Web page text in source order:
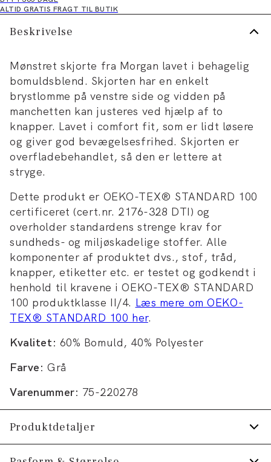
ALTID GRATIS FRAGT TIL BUTIK
Beskrivelse
Mønstret skjorte fra Morgan lavet i behagelig
bomuldsblend. Skjorten har en enkelt
brystlomme på venstre side og vidden på
manchetten kan justeres ved hjælp af to
knapper. Lavet i comfort fit, som er lidt løsere
og giver god bevægelsesfrihed. Skjorten er
overfladebehandlet, så den er lettere at
stryge.
Dette produkt er OEKO-TEX® STANDARD 100
certificeret (cert.nr. 2176-328 DTI) og
overholder standardens strenge krav for
sundheds- og miljøskadelige stoffer. Alle
komponenter af produktet dvs., stof, tråd,
knapper, etiketter etc. er testet og godkendt i
henhold til kravene i OEKO-TEX® STANDARD
100 produktklasse II/4. Læs mere om OEKO-
TEX® STANDARD 100 her.
Kvalitet: 60% Bomuld, 40% Polyester
Farve: Grå
Varenummer: 75-220278
Produktdetaljer